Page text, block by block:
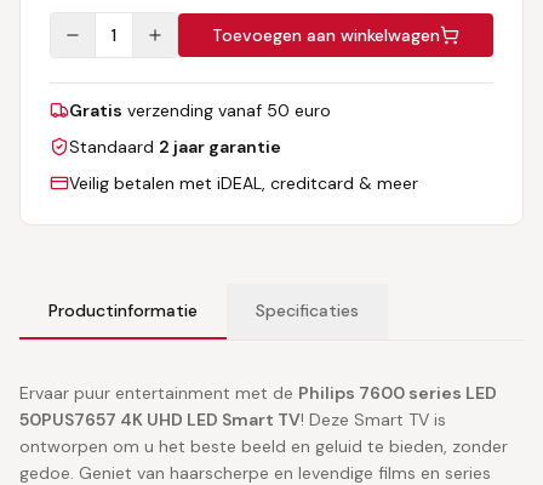
1 Toevoegen aan winkelwagen
Gratis verzending vanaf 50 euro
Standaard 2 jaar garantie
Veilig betalen met iDEAL, creditcard & meer
Productinformatie Specificaties
Ervaar puur entertainment met de Philips 7600 series LED
50PUS7657 4K UHD LED Smart TV! Deze Smart TV is
ontworpen om u het beste beeld en geluid te bieden, zonder
gedoe. Geniet van haarscherpe en levendige films en series